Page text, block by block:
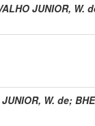
JUNIOR, W.
W. de;